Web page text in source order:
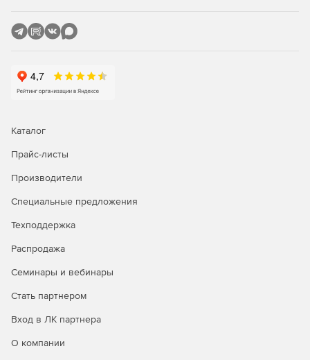
Каталог
Прайс-листы
Производители
Специальные предложения
Техподдержка
Распродажа
Семинары и вебинары
Стать партнером
Вход в ЛК партнера
О компании